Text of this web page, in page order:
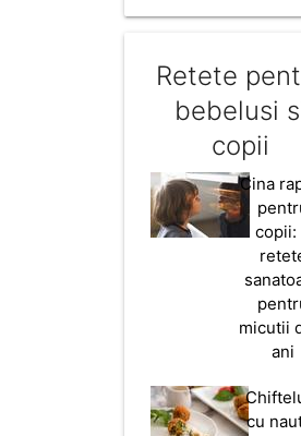
Retete
bebelusi
copii
Cina
copii:
micutii
ani
cu